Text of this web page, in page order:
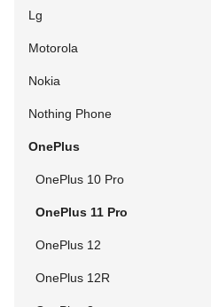
Lg
Motorola
Nokia
Nothing Phone
OnePlus
OnePlus 10 Pro
OnePlus 11 Pro
OnePlus 12
OnePlus 12R